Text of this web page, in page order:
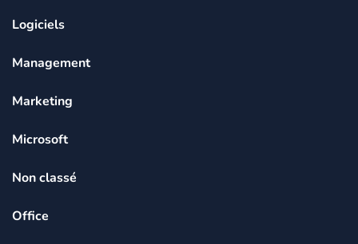
Logiciels
Management
Marketing
Microsoft
Non classé
Office